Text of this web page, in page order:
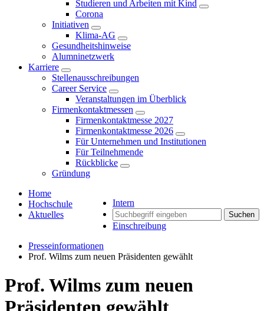
Studieren und Arbeiten mit Kind
Corona
Initiativen
Klima-AG
Gesundheitshinweise
Alumninetzwerk
Karriere
Stellenausschreibungen
Career Service
Veranstaltungen im Überblick
Firmenkontaktmessen
Firmenkontaktmesse 2027
Firmenkontaktmesse 2026
Für Unternehmen und Institutionen
Für Teilnehmende
Rückblicke
Gründung
Intern
Suchen
Einschreibung
Home
Hochschule
Aktuelles
Presseinformationen
Prof. Wilms zum neuen Präsidenten gewählt
Prof. Wilms zum neuen